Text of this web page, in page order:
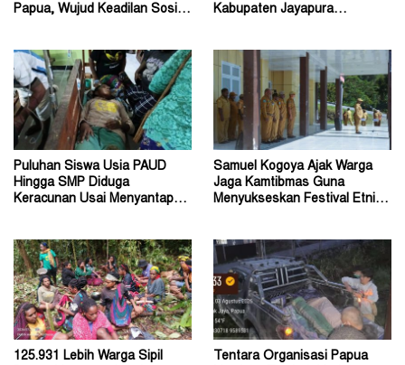
Papua, Wujud Keadilan Sosial
Kabupaten Jayapura
Puluhan Siswa Usia PAUD
Hingga SMP Diduga
Keracunan Usai Menyantap
Samuel Kogoya Ajak Warga
Jaga Kamtibmas Guna
Menyukseskan Festival Etnik
125.931 Lebih Warga Sipil
Tentara Organisasi Papua